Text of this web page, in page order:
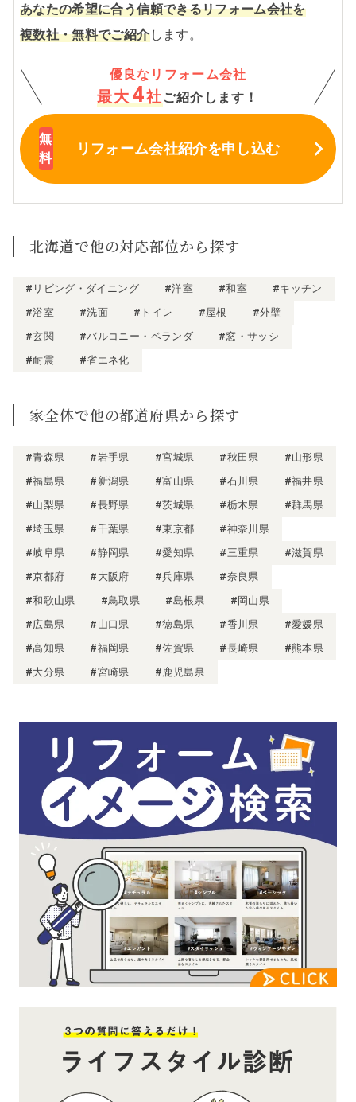
あなたの希望に合う信頼できるリフォーム会社を
複数社・無料でご紹介します。
優良なリフォーム会社
最大 4社 ご紹介します！
リフォーム会社紹介を申し込む
北海道で他の対応部位から探す
#リビング・ダイニング #洋室 #和室
#キッチン
#浴室
#洗面 #トイレ #屋根
#外壁
#玄関
#バルコニー・ベランダ
#窓・サッシ
#耐震
#省エネ化
家全体で他の都道府県から探す
#青森県 #岩手県 #宮城県 #秋田県
#山形県
#福島県
#新潟県 #富山県 #石川県
#福井県
#山梨県
#長野県 #茨城県 #栃木県
#群馬県
#埼玉県
#千葉県 #東京都
#神奈川県
#岐阜県
#静岡県 #愛知県 #三重県
#滋賀県
#京都府
#大阪府 #兵庫県
#奈良県
#和歌山県
#鳥取県 #島根県
#岡山県
#広島県
#山口県 #徳島県 #香川県
#愛媛県
#高知県
#福岡県 #佐賀県 #長崎県
#熊本県
#大分県
#宮崎県 #鹿児島県